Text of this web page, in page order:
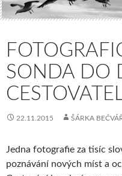
SONDA DO
22.11.2015 ŠÁRKA
Jedna fotografie za tisíc
poznávání nových míst a